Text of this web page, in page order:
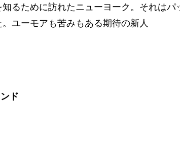
るために訪れたニューヨーク。それはパ
ユーモアも苦みもある期待の新人
ド